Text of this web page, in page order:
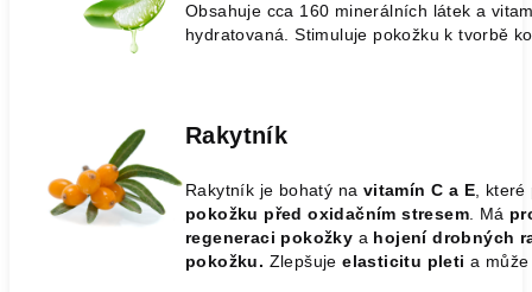
Obsahuje cca 160 minerálních látek a
hydratovaná. Stimuluje pokožku k tvorbě
Rakytník
Rakytník je bohatý na vitamín C a E ,
pokožku před oxidačním stresem
Má
regeneraci pokožky a hojení drobných
pokožku. Zlepšujeelasticitu pleti a